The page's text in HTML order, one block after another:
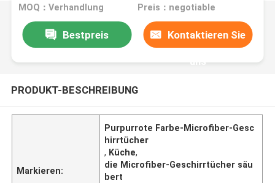
MOQ：Verhandlung Preis：negotiable
Bestpreis Kontaktieren Sie
uns
PRODUKT-BESCHREIBUNG
Markieren:
Purpurrote Farbe-Microfiber-Gesc
hirrtücher
, Küche,
die Microfiber-Geschirrtücher säu
bert